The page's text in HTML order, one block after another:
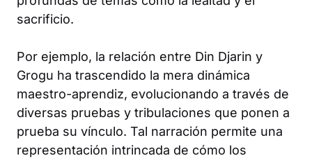
sacrificio.
Por ejemplo, la relación entre Din Djarin y
Grogu ha trascendido la mera dinámica
maestro-aprendiz, evolucionando a través de
diversas pruebas y tribulaciones que ponen a
prueba su vínculo. Tal narración permite una
representación intrincada de cómo los